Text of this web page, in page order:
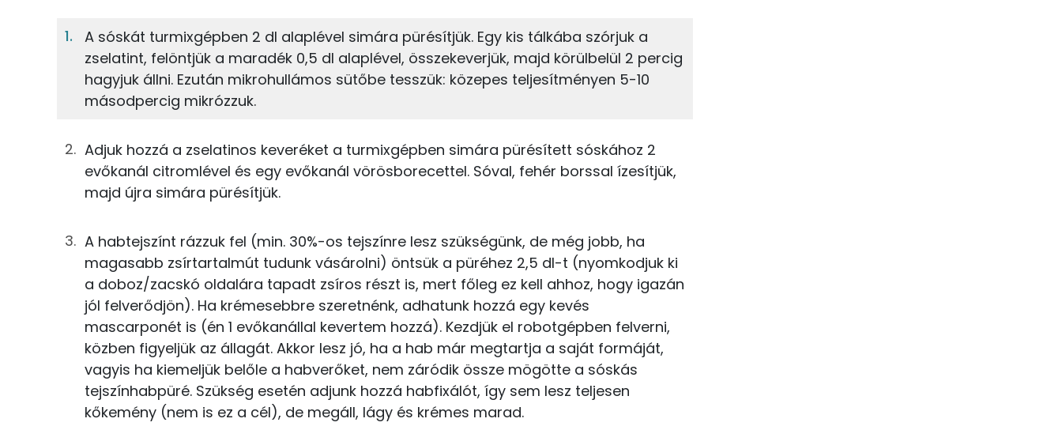
12gsóska
2 kcal
42gzöldség alaplé
3gcitromlé
1 kcal
50ghabtejszín
146 kcal
5g mascarpone
20 kcal
0g fehér bors
0 kcal
0gsó
0 kcal
5g kaviár 12 kcal
6%
Fehérje
3%
Szénhidrát
26%
Zsír
65%
Víz
Nátrium
Foszfor
Magnézium
Szelén
Kolin:
A vitamin (RAE):
Retinol - A vitamin:
Fehérje
Összesen
A sóskát turmixgépben 2 dl alaplével simára pürésítjük. Egy kis tálkába szórjuk a
zselatint, felöntjük a maradék 0,5 dl alaplével, összekeverjük, majd körülbelül 2 percig
hagyjuk állni. Ezután mikrohullámos sütőbe tesszük: közepes teljesítményen 5-10
másodpercig mikrózzuk.
Adjuk hozzá a zselatinos keveréket a turmixgépben simára pürésített sóskához 2
evőkanál citromlével és egy evőkanál vörösborecettel. Sóval, fehér borssal ízesítjük,
majd újra simára pürésítjük.
A habtejszínt rázzuk fel (min. 30%-os tejszínre lesz szükségünk, de még jobb, ha
magasabb zsírtartalmút tudunk vásárolni) öntsük a püréhez 2,5 dl-t (nyomkodjuk ki
a doboz/zacskó oldalára tapadt zsíros részt is, mert főleg ez kell ahhoz, hogy igazán
jól felverődjön). Ha krémesebbre szeretnénk, adhatunk hozzá egy kevés
mascarponét is (én 1 evőkanállal kevertem hozzá). Kezdjük el robotgépben felverni,
közben figyeljük az állagát. Akkor lesz jó, ha a hab már megtartja a saját formáját,
vagyis ha kiemeljük belőle a habverőket, nem záródik össze mögötte a sóskás
tejszínhabpüré. Szükség esetén adjunk hozzá habfixálót, így sem lesz teljesen
kőkemény (nem is ez a cél), de megáll, lágy és krémes marad.